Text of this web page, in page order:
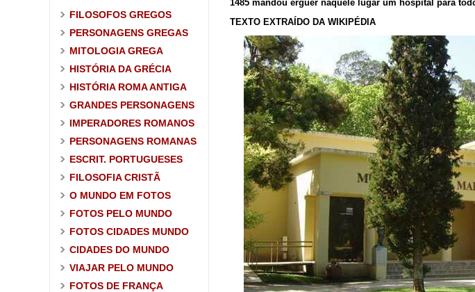
FILOSOFOS GREGOS
PERSONAGENS GREGAS
MITOLOGIA GREGA
HISTÓRIA DA GRÉCIA
HISTÓRIA ROMA ANTIGA
GRANDES PERSONAGENS
IMPERADORES ROMANOS
PERSONAGENS ROMANAS
ESCRIT. PORTUGUESES
FILOSOFIA CRISTÃ
O MUNDO EM FOTOS
FOTOS PELO MUNDO
FOTOS CIDADES MUNDO
CIDADES DO MUNDO
VIAJAR PELO MUNDO
FOTOS DE FRANÇA
1485 mandou erguer naquele lugar um hospital para
TEXTO EXTRAÍDO DA WIKIPÉDIA